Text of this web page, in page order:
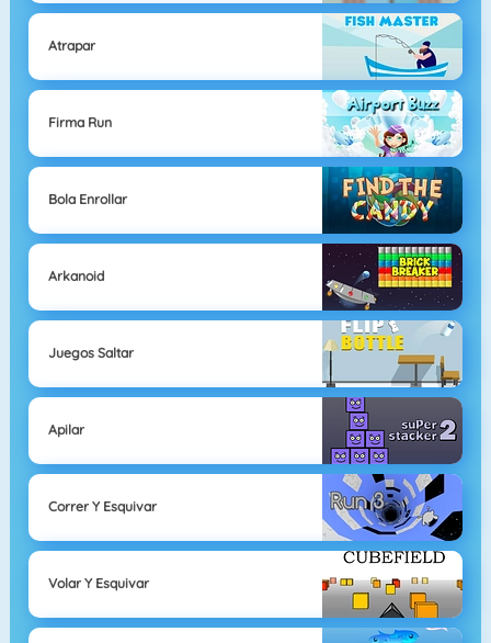
Atrapar
Firma Run
Bola Enrollar
Arkanoid
Juegos Saltar
Apilar
Correr Y Esquivar
Volar Y Esquivar